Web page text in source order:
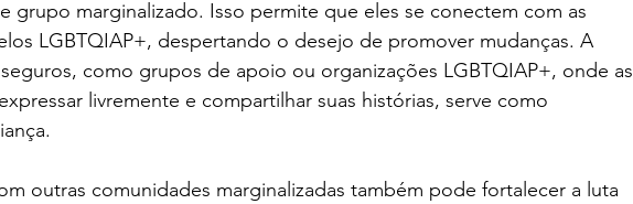
grupo marginalizado. Isso permite que eles se conectem com as
LGBTQIAP+, despertando o desejo de promover mudanças. A
como grupos de apoio ou organizações LGBTQIAP+, onde as
livremente e compartilhar suas histórias, serve como
outras comunidades marginalizadas também pode fortalecer a luta